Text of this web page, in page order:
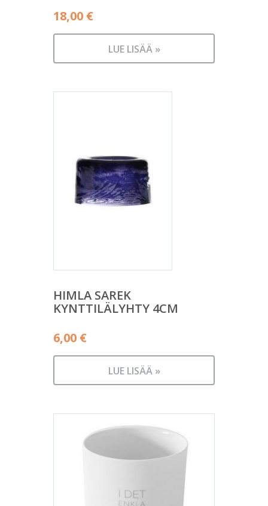
18,00 €
LUE LISÄÄ »
HIMLA SAREK
KYNTTILÄLYHTY 4CM
6,00 €
LUE LISÄÄ »